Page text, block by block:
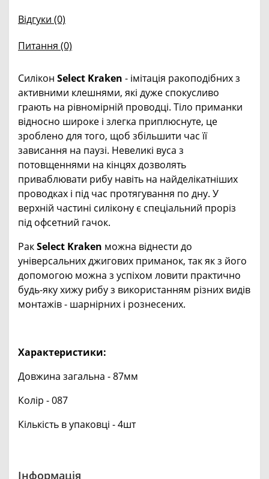
Відгуки (0)
Питання (0)
Силікон Select Kraken - імітація ракоподібних з
активними клешнями, які дуже спокусливо
грають на рівномірній проводці. Тіло приманки
відносно широке і злегка приплюснуте, це
зроблено для того, щоб збільшити час її
зависання на паузі. Невеликі вуса з
потовщеннями на кінцях дозволять
приваблювати рибу навіть на найделікатніших
проводках і під час протягування по дну. У
верхній частині силікону є спеціальний проріз
під офсетний гачок.
РакSelect Kraken можна віднести до
універсальних джигових приманок, так як з його
допомогою можна з успіхом ловити практично
будь-яку хижу рибу з використанням різних видів
монтажів - шарнірних і рознесених.
Характеристики:
Довжина загальна - 87мм
Колір - 087
Кількість в упаковці - 4шт
Інформація